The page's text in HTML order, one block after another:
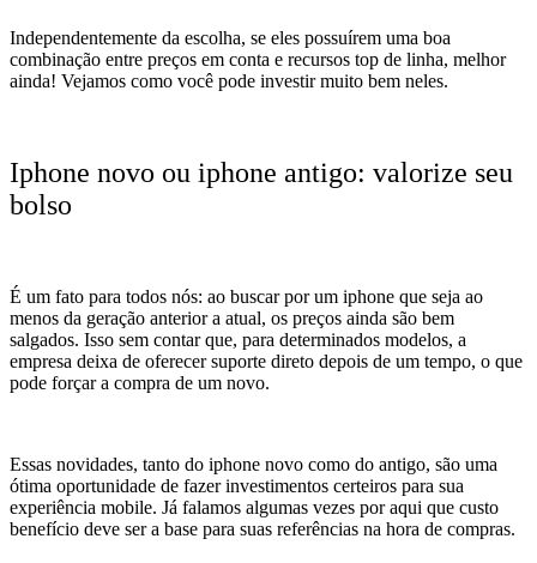
Independentemente da escolha, se eles possuírem uma boa
combinação entre preços em conta e recursos top de linha, melhor
ainda! Vejamos como você pode investir muito bem neles.
Iphone novo ou iphone antigo: valorize seu
bolso
É um fato para todos nós: ao buscar por um iphone que seja ao
menos da geração anterior a atual, os preços ainda são bem
salgados. Isso sem contar que, para determinados modelos, a
empresa deixa de oferecer suporte direto depois de um tempo, o que
pode forçar a compra de um novo.
Essas novidades, tanto do iphone novo como do antigo, são uma
ótima oportunidade de fazer investimentos certeiros para sua
experiência mobile. Já falamos algumas vezes por aqui que custo
benefício deve ser a base para suas referências na hora de compras.